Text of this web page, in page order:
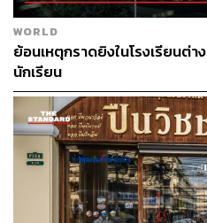
แบบไม่ประกาศตัว
🟡 7) ราคาน้ำมันขึ้นแรง แล
ราคาน้ำมันดิบวันนี้ (30 มีนาคม
ดอลลาร์ต่อบาร์เรล เพิ่มขึ้นมา
แค่น้ำมันขาด แต่เพราะตลาด
ซื้อและดันราคาให้สูงขึ้นไปก่อ
ลงทุนระวังความเสี่ยงมากขึ้น
WORLD
ย้อนเหตุกราดยิงในโรงเรียนต่า
นักเรียน